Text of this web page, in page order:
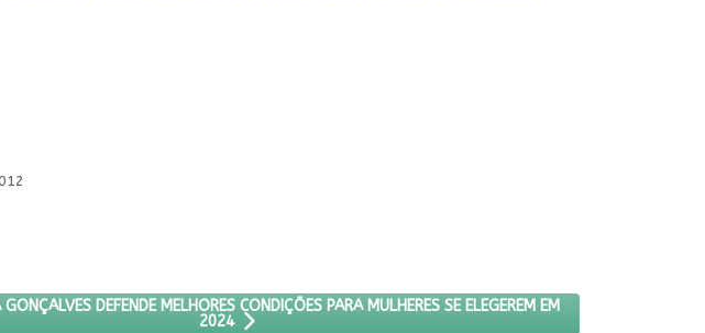
MINISTRA CIDA GONÇALVES DEFENDE MELHORES CONDIÇÕES PARA MULHERES SE ELEGEREM EM
DEFENDE MELHORES CONDIÇÕES PARA MULHERES SE ELEGEREM EM
2024